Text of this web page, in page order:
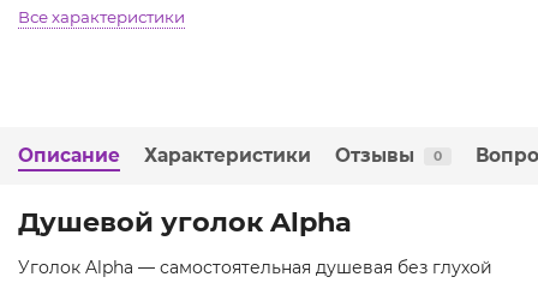
Все характеристики
Описание Характеристики Отзывы 0
Душевой уголок Alpha
Уголок Alpha — самостоятельная душевая без глухой